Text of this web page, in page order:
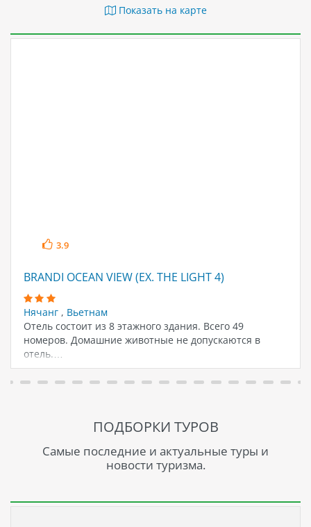
Показать на карте
3.9
BRANDI OCEAN VIEW (EX. THE LIGHT 4)
Нячанг , Вьетнам
Отель состоит из 8 этажного здания. Всего 49
номеров. Домашние животные не допускаются в
отель.…
ПОДБОРКИ ТУРОВ
Самые последние и актуальные туры и
новости туризма.